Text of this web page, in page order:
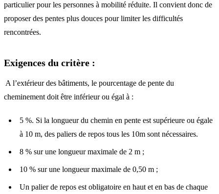
particulier pour les personnes à mobilité réduite. Il convient donc de
proposer des pentes plus douces pour limiter les difficultés
rencontrées.
Exigences du critère :
A l’extérieur des bâtiments, le pourcentage de pente du
cheminement doit être inférieur ou égal à :
5 %. Si la longueur du chemin en pente est supérieure ou égale
à 10 m, des paliers de repos tous les 10m sont nécessaires.
8 % sur une longueur maximale de 2 m ;
10 % sur une longueur maximale de 0,50 m ;
Un palier de repos est obligatoire en haut et en bas de chaque